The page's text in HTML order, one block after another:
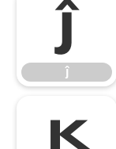
ĵ
ĵ
ĸ